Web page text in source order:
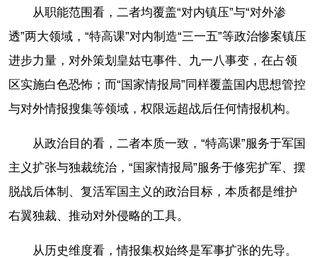
从职能范围看，二者均覆盖“对内镇压”与“对外渗
透”两大领域，“特高课”对内制造“三一五”等政治惨案镇压
进步力量，对外策划皇姑屯事件、九一八事变，在占领
区实施白色恐怖；而“国家情报局”同样覆盖国内思想管控
与对外情报搜集等领域，权限远超战后任何情报机构。
从政治目的看，二者本质一致，“特高课”服务于军国
主义扩张与独裁统治，“国家情报局”服务于修宪扩军、摆
脱战后体制、复活军国主义的政治目标，本质都是维护
右翼独裁、推动对外侵略的工具。
从历史维度看，情报集权始终是军事扩张的先导。